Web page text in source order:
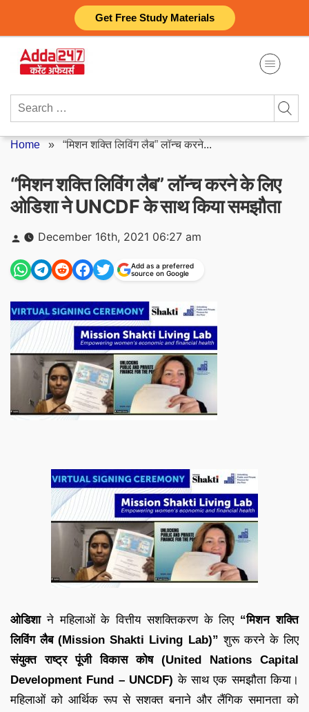
Get Free Study Materials
content
Search
Home » “मिशन शक्ति लिविंग लैब” लॉन्च करने...
“मिशन शक्ति लिविंग लैब” लॉन्च करने के लिए
ओडिशा ने UNCDF के साथ किया समझौता
Posted
by
December 16th, 2021 06:27 am
Add as a preferred
source on Google
ओडिशाने महिलाओं के वित्तीय सशक्तिकरण के लिए“मिशन शक्ति
लिविंग लैब (Mission Shakti Living Lab)” शुरू करने के लिए
संयुक्त राष्ट्र पूंजी विकास कोष (United Nations Capital
Development Fund – UNCDF)के साथ एक समझौता किया।
महिलाओं को आर्थिक रूप से सशक्त बनाने और लैंगिक समानता को